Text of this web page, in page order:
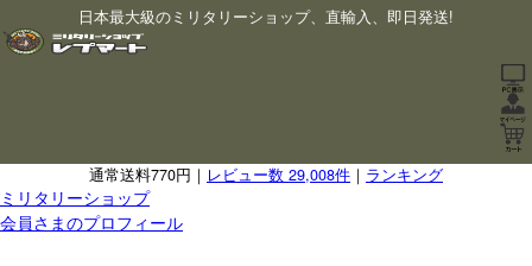
日本最大級のミリタリーショップ、直輸入、即日発送!
通常送料770円｜ レビュー数 29,008件 ｜ ランキング
ミリタリーショップ
会員さまのプロフィール